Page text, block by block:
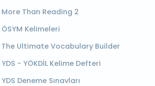
More Than Reading 2
ÖSYM Kelimeleri
The Ultimate Vocabulary Builder
YDS - YÖKDİL Kelime Defteri
YDS Deneme Sınavları